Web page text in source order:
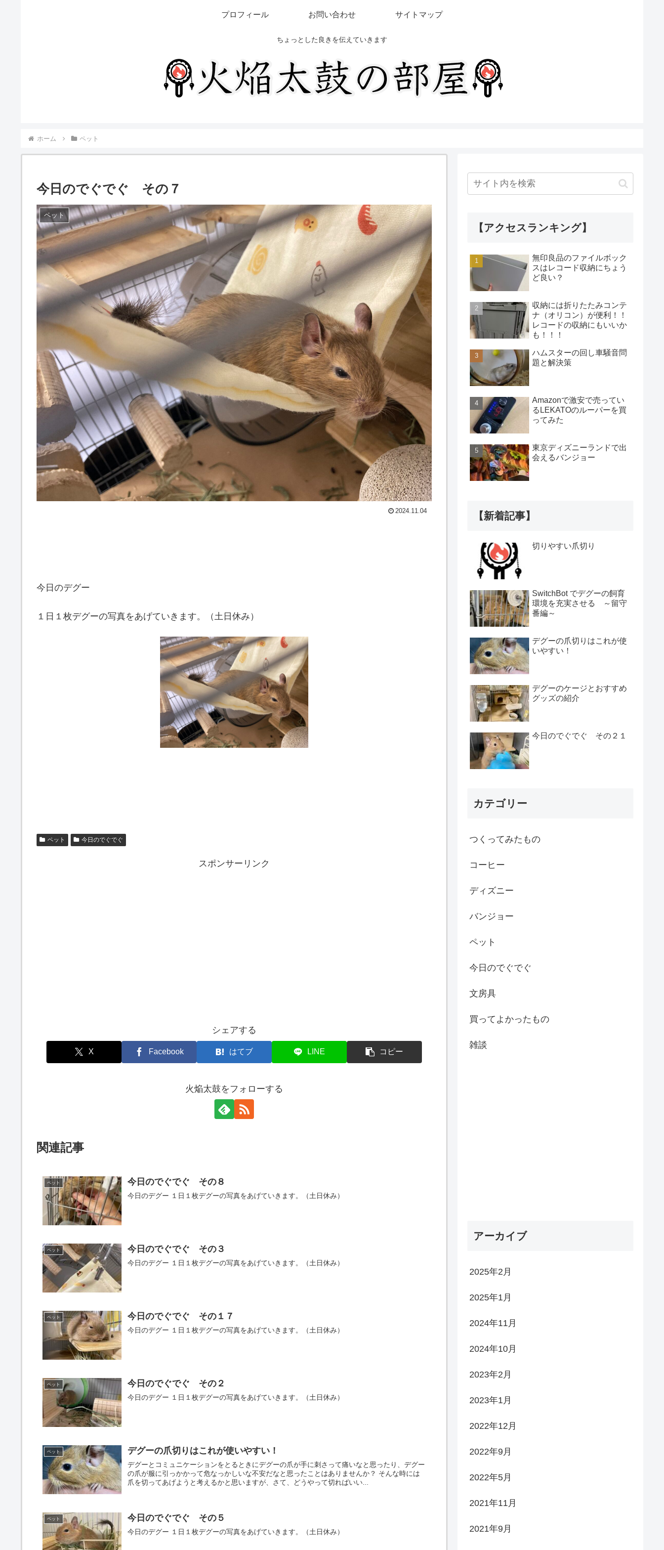
ちょっとした良きを伝えていきます
プロフィール お問い合わせ サイトマップ
ホーム ペット
今日のでぐでぐ その７
ペット
2024.11.04
今日のデグー
１日１枚デグーの写真をあげていきます。（土日休み）
ペット 今日のでぐでぐ
スポンサーリンク
シェアする
X Facebook はてブ LINE コピー
火焔太鼓をフォローする
関連記事
ペット 今日のでぐでぐ その８
今日のデグー １日１枚デグーの写真をあげていきます。（土日休み）
ペット 今日のでぐでぐ その３
今日のデグー １日１枚デグーの写真をあげていきます。（土日休み）
ペット 今日のでぐでぐ その１７
今日のデグー １日１枚デグーの写真をあげていきます。（土日休み）
ペット 今日のでぐでぐ その２
今日のデグー １日１枚デグーの写真をあげていきます。（土日休み）
ペット デグーの爪切りはこれが使いやすい！
デグーとコミュニケーションをとるときにデグーの爪が手に刺さって痛いなと思ったり、デグー
の爪が服に引っかかって危なっかしいな不安だなと思ったことはありませんか？ そんな時には
爪を切ってあげようと考えるかと思いますが、さて、どうやって切ればいい...
ペット 今日のでぐでぐ その５
今日のデグー １日１枚デグーの写真をあげていきます。（土日休み）
【アクセスランキング】
無印良品のファイルボック
スはレコード収納にちょう
ど良い？
収納には折りたたみコンテ
ナ（オリコン）が便利！！
レコードの収納にもいいか
も！！！
ハムスターの回し車騒音問
題と解決策
Amazonで激安で売ってい
るLEKATOのルーパーを買
ってみた
東京ディズニーランドで出
会えるバンジョー
【新着記事】
切りやすい爪切り
SwitchBot でデグーの飼育
環境を充実させる ～留守
番編～
デグーの爪切りはこれが使
いやすい！
デグーのケージとおすすめ
グッズの紹介
今日のでぐでぐ その２１
カテゴリー
つくってみたもの
コーヒー
ディズニー
バンジョー
ペット
今日のでぐでぐ
文房具
買ってよかったもの
雑談
アーカイブ
2025年2月
2025年1月
2024年11月
2024年10月
2023年2月
2023年1月
2022年12月
2022年9月
2022年5月
2021年11月
2021年9月